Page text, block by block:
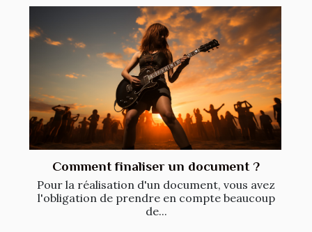
Comment finaliser un document ?
Pour la réalisation d'un document, vous avez
l'obligation de prendre en compte beaucoup
de...